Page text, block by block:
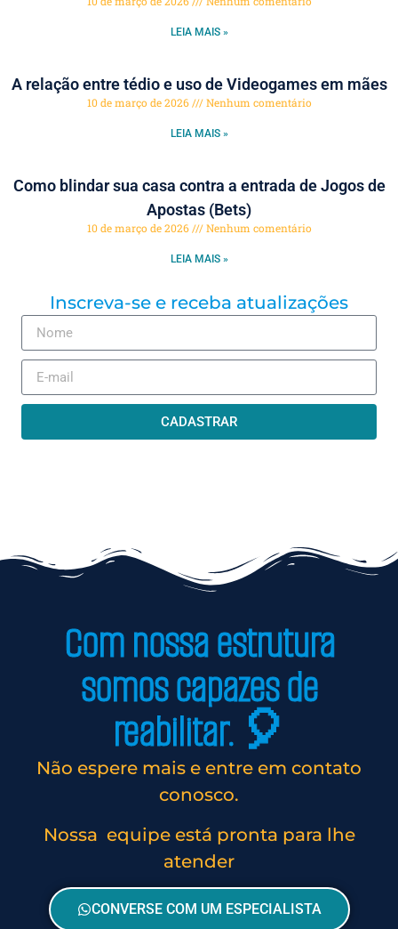
LEIA MAIS »
A relação entre tédio e uso de Videogames em mães
10 de março de 2026 Nenhum comentário
LEIA MAIS »
Como blindar sua casa contra a entrada de Jogos de
Apostas (Bets)
10 de março de 2026 Nenhum comentário
LEIA MAIS »
Inscreva-se e receba atualizações
CADASTRAR
Com nossa estrutura
somos capazes de
reabilitar. 🎈
Não espere mais e entre em contato
conosco.
Nossa equipe está pronta para lhe
atender
CONVERSE COM UM ESPECIALISTA